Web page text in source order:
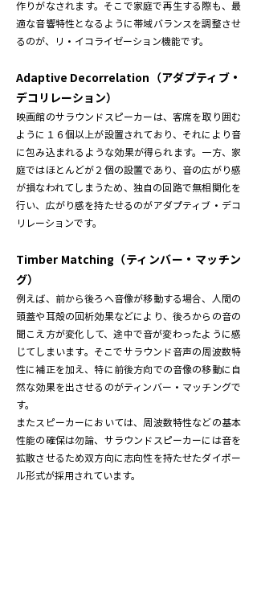
作りがなされます。そこで家庭で再生する際も、最
適な音響特性となるように帯域バランスを調整させ
るのが、リ・イコライゼーション機能です。
Adaptive Decorrelation（アダプティブ・
デコリレーション）
映画館のサラウンドスピーカーは、客席を取り囲む
ように１６個以上が設置されており、それにより音
に包み込まれるような効果が得られます。一方、家
庭ではほとんどが２個の設置であり、音の広がり感
が損なわれてしまうため、独自の回路で無相関化を
行い、広がり感を持たせるのがアダプティブ・デコ
リレーションです。
Timber Matching（ティンバー・マッチン
グ）
例えば、前から後ろへ音像が移動する場合、人間の
頭蓋や耳殻の回析効果などにより、後ろからの音の
聞こえ方が変化して、途中で音が変わったように感
じてしまいます。そこでサラウンド音声の周波数特
性に補正を加え、特に前後方向での音像の移動に自
然な効果を出させるのがティンバー・マッチングで
す。
またスピーカーにおいては、周波数特性などの基本
性能の確保は勿論、サラウンドスピーカーには音を
拡散させるため双方向に志向性を持たせたダイポー
ル形式が採用されています。